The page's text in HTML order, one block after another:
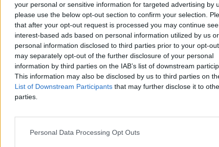
your personal or sensitive information for targeted advertising by
please use the below opt-out section to confirm your selection.
that after your opt-out request is processed you may continue
interest-based ads based on personal information utilized by us or
personal information disclosed to third parties prior to your opt-
may separately opt-out of the further disclosure of your personal
information by third parties on the IAB’s list of downstream
This information may also be disclosed by us to third parties on
List of Downstream Participants that may further disclose it to
parties.
Personal Data Processing Opt Outs
Paweł Żurek
Dzisiaj 12:42
3 min
Reklama
Reklama